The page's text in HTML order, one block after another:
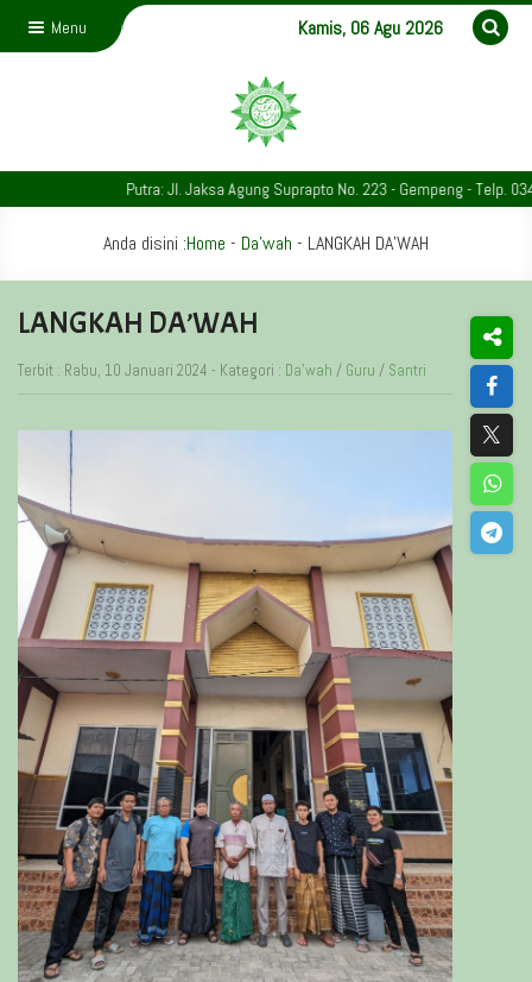
Menu Kamis, 06 Agu 2026
Putra: Jl. Jaksa Agung Suprapto No. 223 - Gempeng - Telp.
Anda disini :Home - Da'wah - LANGKAH DA’WAH
LANGKAH DA’WAH
Terbit : Rabu, 10 Januari 2024 - Kategori : Da'wah / Guru / Santri